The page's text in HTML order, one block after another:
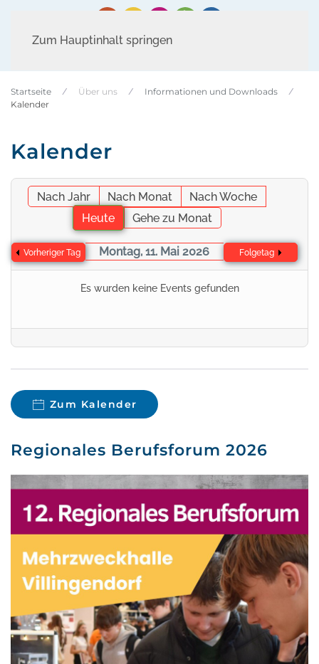
Zum Hauptinhalt springen
Startseite Über uns
Informationen und Downloads
Kalender
Kalender
Nach Jahr Nach Monat
Nach Woche
Heute
Gehe zu Monat
Vorheriger Tag Montag, 11. Mai 2026 Folgetag
Es wurden keine Events gefunden
Zum Kalender
Regionales Berufsforum 2026